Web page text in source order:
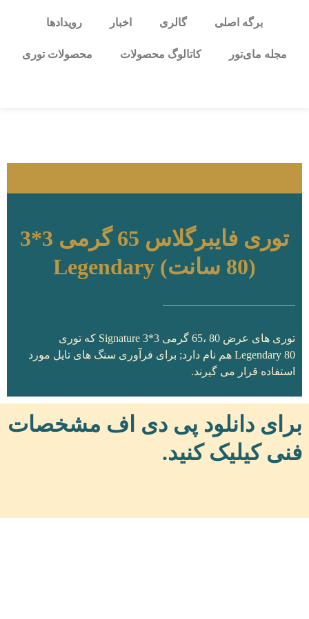
برگه اصلی گالری اخبار رویدادها
مجله مای‌تور کاتالوگ محصولات محصولات توری
توری فایبرگلاس 65 گرمی 3*3
(80 سانت) Legendary
توری های عرض 80 ،65 گرمی 3*3 Signature که توری
Legendary 80 هم نام دارد; برای فرآوری سنگ های تایل مورد
استفاده قرار می گیرند.
برای دانلود پی دی اف مشخصات
فنی کیلیک کنید.